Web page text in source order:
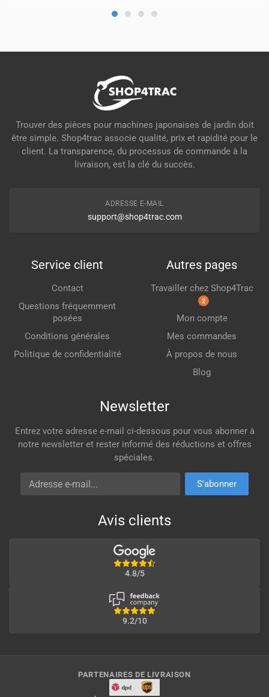
Trouver des pièces pour machines japonaises de jardin doit
être simple. Shop4trac associe qualité, prix et rapidité pour le
client. La transparence, du processus de commande à la
livraison, est la clé du succès.
ADRESSE E-MAIL
support@shop4trac.com
Service client
Contact
Questions fréquemment
posées
Conditions générales
Politique de confidentialité
Autres pages
Travailler chez Shop4Trac
2
Mon compte
Mes commandes
À propos de nous
Blog
Newsletter
Entrez votre adresse e-mail ci-dessous pour vous abonner à
notre newsletter et rester informé des réductions et offres
spéciales.
Adresse e-mail
S'abonner
Avis clients
4.8/5
9.2/10
PARTENAIRES DE LIVRAISON